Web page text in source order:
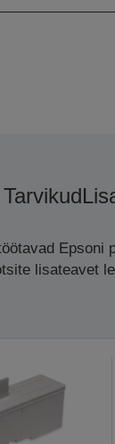
Tarvikud
Epsoni
lisateavet